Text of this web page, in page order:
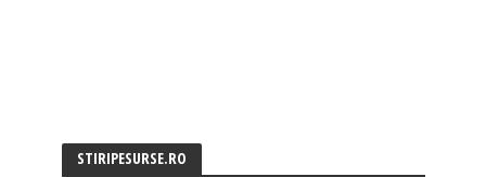
STIRIPESURSE.RO